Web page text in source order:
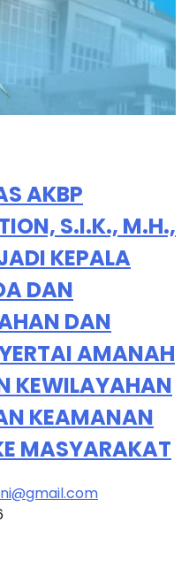
AKBP
S.I.K., M.H.,
KEPALA
DAN
DAN
AMANAH
KEWILAYAHAN
KEAMANAN
MASYARAKAT